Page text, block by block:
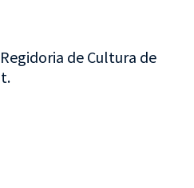
de Cultura de